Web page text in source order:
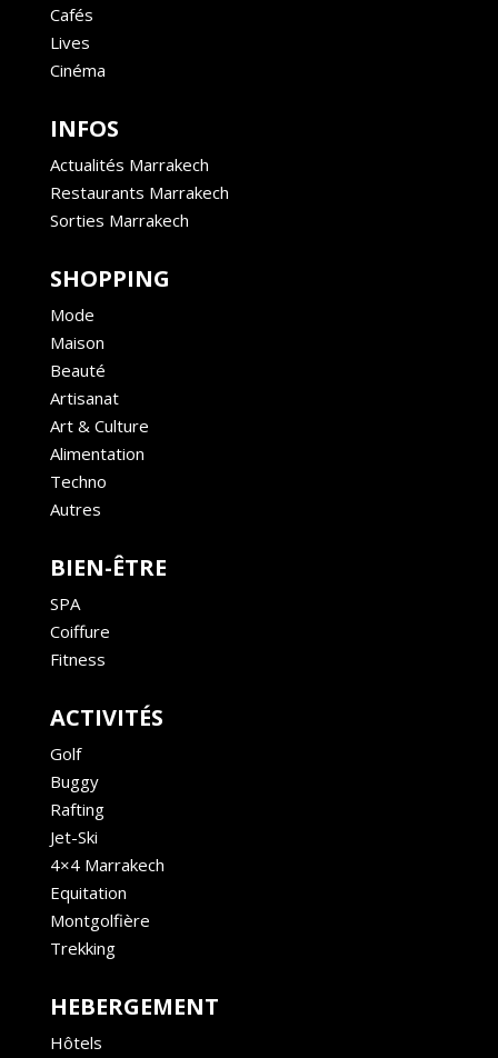
Cafés
Lives
Cinéma
INFOS
Actualités Marrakech
Restaurants Marrakech
Sorties Marrakech
SHOPPING
Mode
Maison
Beauté
Artisanat
Art & Culture
Alimentation
Techno
Autres
BIEN-ÊTRE
SPA
Coiffure
Fitness
ACTIVITÉS
Golf
Buggy
Rafting
Jet-Ski
4×4 Marrakech
Equitation
Montgolfière
Trekking
HEBERGEMENT
Hôtels